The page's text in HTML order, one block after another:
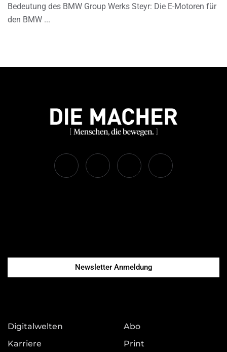
Bedeutung des BMW Group Werks Steyr: Die E-Motoren für
den BMW
Newsletter Anmeldung
Digitalwelten
Karriere
Abo
Print